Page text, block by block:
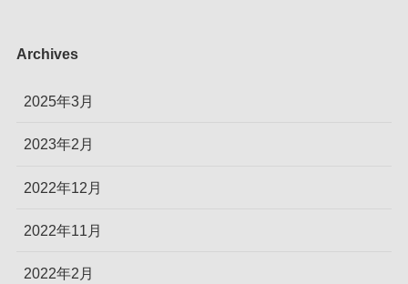
Archives
2025年3月
2023年2月
2022年12月
2022年11月
2022年2月